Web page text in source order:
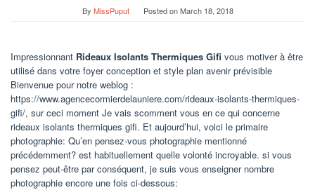
By MissPuput Posted onMarch 18, 2018
Impressionnant Rideaux Isolants Thermiques Gifi vous motiver à être
utilisé dans votre foyer conception et style plan avenir prévisible
Bienvenue pour notre weblog :
https://www.agencecormierdelauniere.com/rideaux-isolants-thermiques-
gifi/, sur ceci moment Je vais scomment vous en ce qui concerne
rideaux isolants thermiques gifi. Et aujourd’hui, voici le primaire
photographie: Qu’en pensez-vous photographie mentionné
précédemment? est habituellement quelle volonté incroyable. si vous
pensez peut-être par conséquent, je suis vous enseigner nombre
photographie encore une fois ci-dessous: